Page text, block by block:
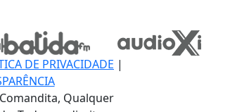
DE PRIVACIDADE |
Qualquer